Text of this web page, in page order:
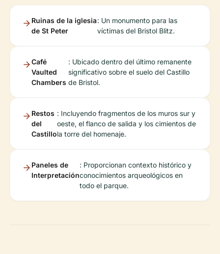
Ruinas de la iglesia
de St Peter
: Un monumento para las
víctimas del Bristol Blitz.
Café
Vaulted
Chambers
: Ubicado dentro del último remanente
significativo sobre el suelo del Castillo
de Bristol.
Restos
del
Castillo
: Incluyendo fragmentos de los muros sur y
oeste, el flanco de salida y los cimientos de
la torre del homenaje.
Paneles de
Interpretación
: Proporcionan contexto histórico y
conocimientos arqueológicos en
todo el parque.